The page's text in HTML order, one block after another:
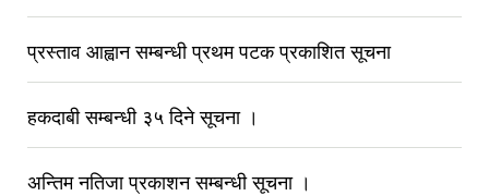
प्रस्ताव आह्वान सम्बन्धी प्रथम पटक प्रकाशित सूचना
हकदाबी सम्बन्धी ३५ दिने सूचना ।
अन्तिम नतिजा प्रकाशन सम्बन्धी सूचना ।